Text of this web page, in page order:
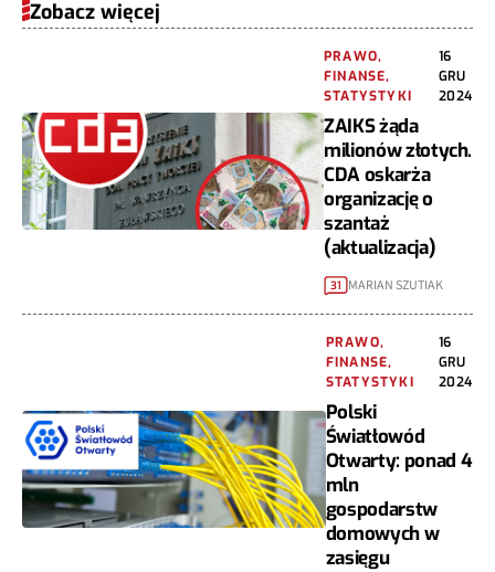
Zobacz więcej
PRAWO,
FINANSE,
STATYSTYKI
16
GRU
2024
ZAIKS żąda
milionów złotych.
CDA oskarża
organizację o
szantaż
(aktualizacja)
31 MARIAN SZUTIAK
PRAWO,
FINANSE,
STATYSTYKI
16
GRU
2024
Polski
Światłowód
Otwarty: ponad 4
mln
gospodarstw
domowych w
zasięgu